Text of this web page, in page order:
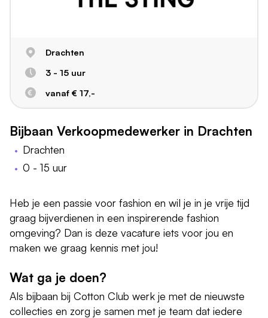
Drachten
3 - 15 uur
vanaf € 17,-
Bijbaan Verkoopmedewerker in Drachten
Drachten
0 - 15 uur
Heb je een passie voor fashion en wil je in je vrije tijd
graag bijverdienen in een inspirerende fashion
omgeving? Dan is deze vacature iets voor jou en
maken we graag kennis met jou!
Wat ga je doen?
Als bijbaan bij Cotton Club werk je met de nieuwste
collecties en zorg je samen met je team dat iedere